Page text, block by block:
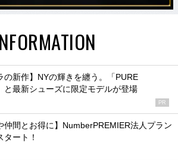
の新作】NYの輝きを纏う。「PURE
と最新シューズに限定モデルが登場
PR
仲間とお得に】NumberPREMIER法人プラン
タート！